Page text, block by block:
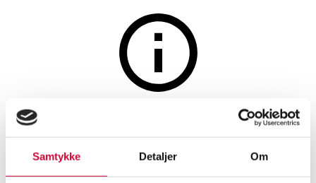
Samtykke Detaljer Om
Pendant with diamonds, 14 kt.
gold, with a gold-plated